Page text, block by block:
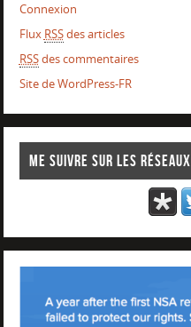
Connexion
Flux RSSdes articles
RSSdes commentaires
Site de WordPress-FR
Me suivre sur les réseaux